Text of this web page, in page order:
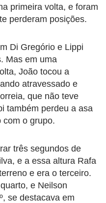
primeira volta, e foram
perderam posições.
Di Gregório e Lippi
Mas em uma
João tocou a
atravessado e
que não teve
também perdeu a asa
com o grupo.
três segundos de
e a essa altura Rafa
e era o terceiro.
e Neilson
se destacava em